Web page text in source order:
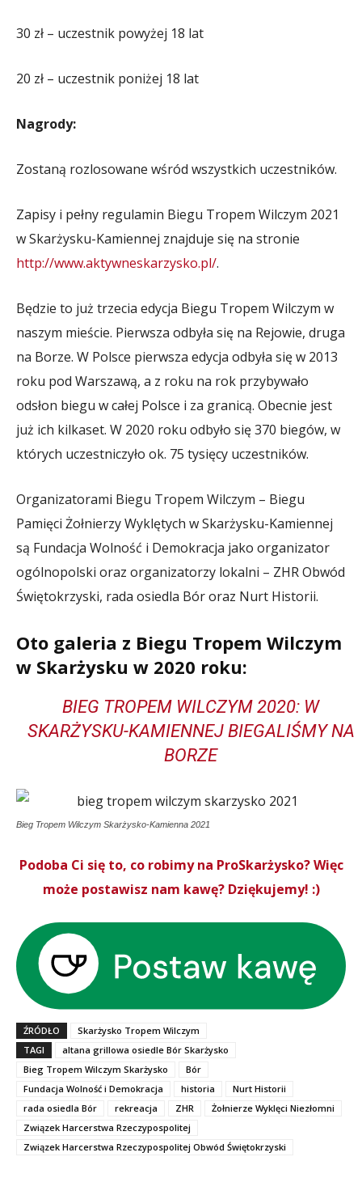
30 zł – uczestnik powyżej 18 lat
20 zł – uczestnik poniżej 18 lat
Nagrody:
Zostaną rozlosowane wśród wszystkich uczestników.
Zapisy i pełny regulamin Biegu Tropem Wilczym 2021
w Skarżysku-Kamiennej znajduje się na stronie
http://www.aktywneskarzysko.pl/.
Będzie to już trzecia edycja Biegu Tropem Wilczym w
naszym mieście. Pierwsza odbyła się na Rejowie, druga
na Borze. W Polsce pierwsza edycja odbyła się w 2013
roku pod Warszawą, a z roku na rok przybywało
odsłon biegu w całej Polsce i za granicą. Obecnie jest
już ich kilkaset. W 2020 roku odbyło się 370 biegów, w
których uczestniczyło ok. 75 tysięcy uczestników.
Organizatorami Biegu Tropem Wilczym – Biegu
Pamięci Żołnierzy Wyklętych w Skarżysku-Kamiennej
są Fundacja Wolność i Demokracja jako organizator
ogólnopolski oraz organizatorzy lokalni – ZHR Obwód
Świętokrzyski, rada osiedla Bór oraz Nurt Historii.
Oto galeria z Biegu Tropem Wilczym
w Skarżysku w 2020 roku:
BIEG TROPEM WILCZYM 2020: W
SKARŻYSKU-KAMIENNEJ BIEGALIŚMY NA
BORZE
Bieg Tropem Wilczym Skarżysko-Kamienna 2021
Podoba Ci się to, co robimy na ProSkarżysko? Więc
może postawisz nam kawę? Dziękujemy! :)
ŹRÓDŁO
Skarżysko Tropem Wilczym
TAGI
altana grillowa osiedle Bór Skarżysko
Bieg Tropem Wilczym Skarżysko
Bór
Fundacja Wolność i Demokracja
historia
Nurt Historii
rada osiedla Bór
rekreacja ZHR
Żołnierze Wyklęci Niezłomni
Związek Harcerstwa Rzeczypospolitej
Związek Harcerstwa Rzeczypospolitej Obwód Świętokrzyski